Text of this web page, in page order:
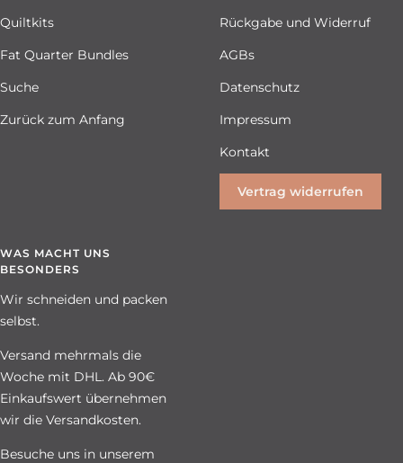
Quiltkits
Fat Quarter Bundles
Suche
Zurück zum Anfang
Rückgabe und Widerruf
AGBs
Datenschutz
Impressum
Kontakt
Vertrag widerrufen
WAS MACHT UNS
BESONDERS
Wir schneiden und packen
selbst.
Versand mehrmals die
Woche mit DHL. Ab 90€
Einkaufswert übernehmen
wir die Versandkosten.
Besuche uns in unserem